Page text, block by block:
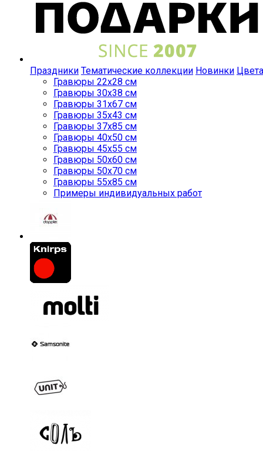
Праздники Тематические коллекции Новинки Цвета
Гравюры 22x28 см
Гравюры 30x38 см
Гравюры 31x67 см
Гравюры 35x43 см
Гравюры 37x85 см
Гравюры 40x50 см
Гравюры 45x55 см
Гравюры 50x60 см
Гравюры 50x70 см
Гравюры 55x85 см
Примеры индивидуальных работ